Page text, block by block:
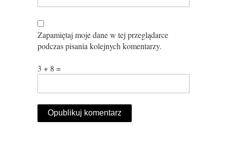
Zapamiętaj moje dane w tej przeglądarce
podczas pisania kolejnych komentarzy.
3 + 8 =